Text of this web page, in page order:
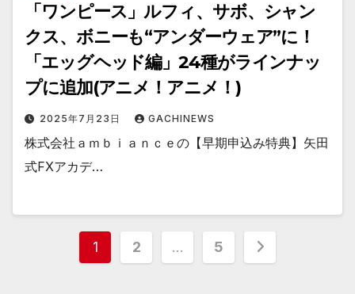
「ワンピース」ルフィ、サボ、シャン
クス、ボニーも“アンダーウェア”に！
「エッグヘッド編」24種がラインナッ
プに追加(アニメ！アニメ！)
2025年7月23日 GACHINEWS
株式会社ａｍｂｉａｎｃｅの【早期申込み特典】矢田
式FXアカデ…
投
1 2 … 5